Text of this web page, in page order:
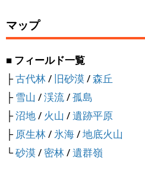
マップ
■ フィールド一覧
├古代林/ 旧砂漠/森丘
├雪山 /渓流/孤島
├沼地/ 火山 /遺跡平原
├ 原生林/氷海/地底火山
└砂漠/ 密林/遺群嶺